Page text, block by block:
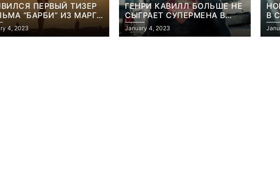
ПЕРВЫЙ ТИЗЕР
“БАРБИ” ИЗ МАРГО
4, 2023
ГЕНРИ КАВИЛЛ БОЛЬШЕ НЕ
СЫГРАЕТ СУПЕРМЕНА В
ФИЛЬМЕ ДЖЕЙМСА ГАННА
January 4, 2023
В